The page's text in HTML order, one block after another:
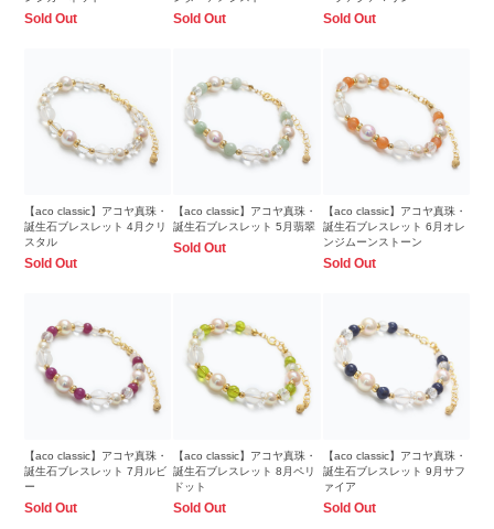
Sold Out Sold Out Sold Out
【aco classic】アコヤ真珠・
誕生石ブレスレット 4月クリ
スタル
Sold Out
【aco classic】アコヤ真珠・
誕生石ブレスレット 5月翡翠
Sold Out
【aco classic】アコヤ真珠・
誕生石ブレスレット 6月オレ
ンジムーンストーン
Sold Out
【aco classic】アコヤ真珠・
誕生石ブレスレット 7月ルビ
ー
Sold Out
【aco classic】アコヤ真珠・
誕生石ブレスレット 8月ペリ
ドット
Sold Out
【aco classic】アコヤ真珠・
誕生石ブレスレット 9月サフ
ァイア
Sold Out